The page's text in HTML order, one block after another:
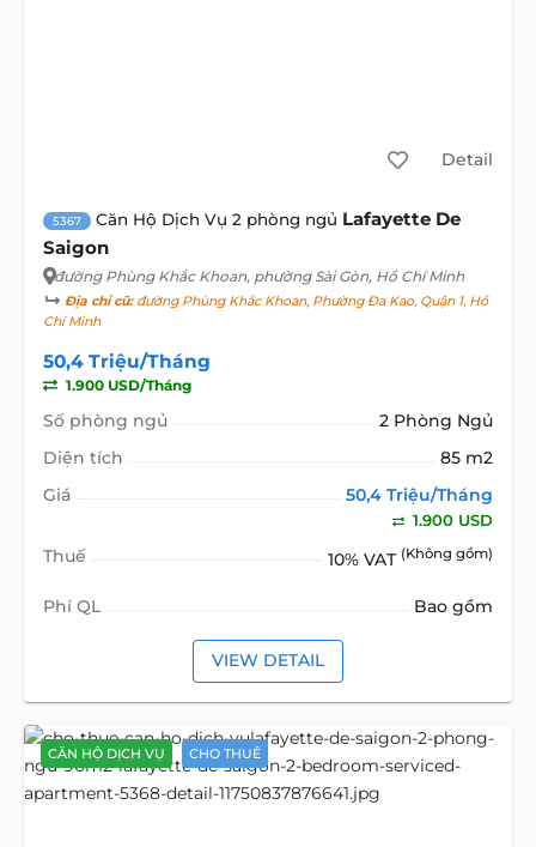
Detail
5367 Căn Hộ Dịch Vụ 2 phòng ngủ Lafayette De
Saigon
đường Phùng Khắc Khoan, phường Sài Gòn, Hồ Chí Minh
Địa chỉ cũ:đường Phùng Khắc Khoan, Phường Đa Kao, Quận 1, Hồ
Chí Minh
50,4 Triệu/Tháng
1.900 USD/Tháng
Số phòng ngủ
2 Phòng Ngủ
Diện tích
85 m2
Giá
50,4 Triệu/Tháng
1.900 USD
Thuế 10% VAT (Không gồm)
Phí QL Bao gồm
VIEW DETAIL
CĂN HỘ DỊCH VỤ CHO THUÊ